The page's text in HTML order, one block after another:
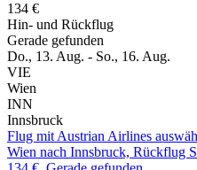
134 €
Hin- und Rückflug
Gerade gefunden
Do., 13. Aug. - So., 16. Aug.
VIE
Wien
INN
Innsbruck
Flug mit Austrian Airlines
Wien nach Innsbruck, Rückflug